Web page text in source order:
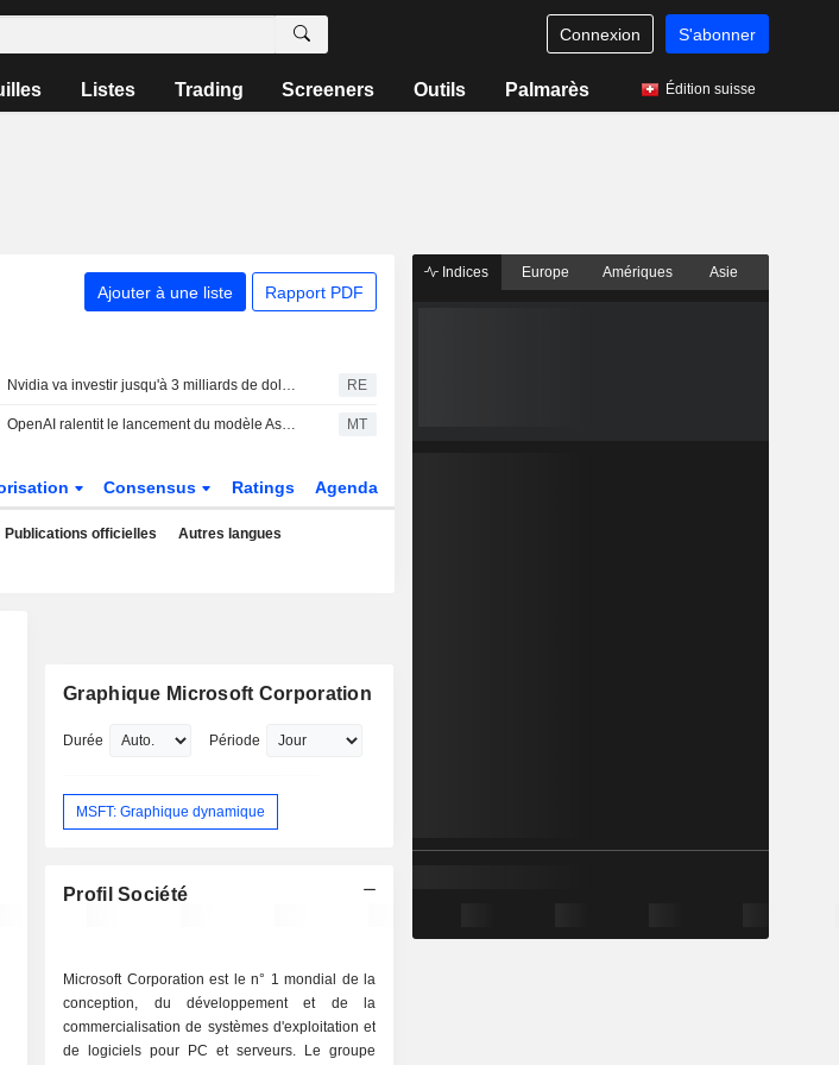
Connexion S'abonner
Listes Trading Screeners Outils Palmarès Édition suisse
Ajouter à une liste Rapport PDF
Nvidia va investir jusqu'à 3 milliards de dollars dans Lancium, le développeur du centre de données Stargate, selon The Information RE
OpenAI ralentit le lancement du modèle Astra pour des raisons de cybersécurité MT
Consensus Ratings Agenda
Publications officielles Autres langues
Graphique Microsoft Corporation
Durée Période
MSFT: Graphique dynamique
Profil Société
Microsoft Corporation est le n° 1 mondial de la
conception, du développement et de la
commercialisation de systèmes d'exploitation et
de logiciels pour PC et serveurs. Le groupe
Indices Europe Amériques Asie